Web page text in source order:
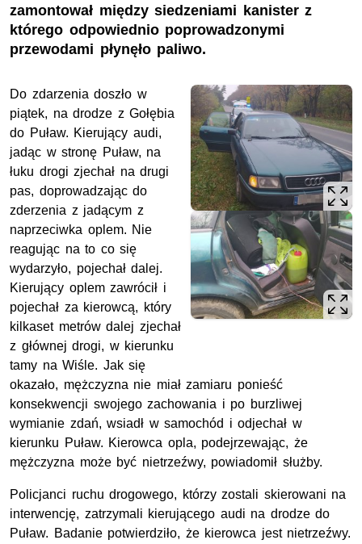
zamontował między siedzeniami kanister z
którego odpowiednio poprowadzonymi
przewodami płynęło paliwo.
Do zdarzenia doszło w
piątek, na drodze z Gołębia
do Puław. Kierujący audi,
jadąc w stronę Puław, na
łuku drogi zjechał na drugi
pas, doprowadzając do
zderzenia z jadącym z
naprzeciwka oplem. Nie
reagując na to co się
wydarzyło, pojechał dalej.
Kierujący oplem zawrócił i
pojechał za kierowcą, który
kilkaset metrów dalej zjechał
z głównej drogi, w kierunku
tamy na Wiśle. Jak się
okazało, mężczyzna nie miał zamiaru ponieść
konsekwencji swojego zachowania i po burzliwej
wymianie zdań, wsiadł w samochód i odjechał w
kierunku Puław. Kierowca opla, podejrzewając, że
mężczyzna może być nietrzeźwy, powiadomił służby.
Policjanci ruchu drogowego, którzy zostali skierowani na
interwencję, zatrzymali kierującego audi na drodze do
Puław. Badanie potwierdziło, że kierowca jest nietrzeźwy.